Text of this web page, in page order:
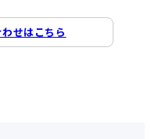
せはこちら